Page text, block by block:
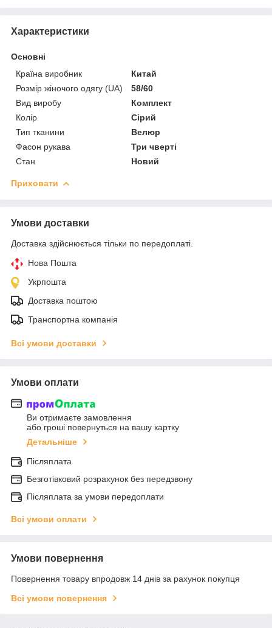
Характеристики
Основні
Країна виробник
Китай
Розмір жіночого одягу (UA)
58/60
Вид виробу
Комплект
Колір
Сірий
Тип тканини
Велюр
Фасон рукава
Три чверті
Стан
Новий
Приховати
Умови доставки
Доставка здійснюється тільки по передоплаті.
Нова Пошта
Укрпошта
Доставка поштою
Транспортна компанія
Всі умови доставки
Умови оплати
Ви отримаєте замовлення
або гроші повернуться на вашу картку
Детальніше
Післяплата
Безготівковий розрахунок без передзвону
Післяплата за умови передоплати
Всі умови оплати
Умови повернення
Повернення товару впродовж 14 днів за рахунок покупця
Всі умови повернення